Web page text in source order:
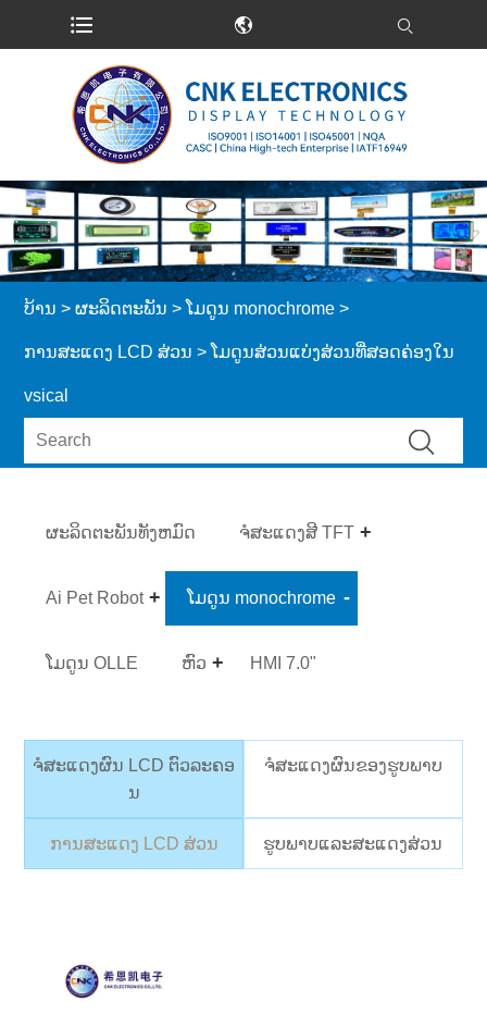
ບ້ານ > ຜະລິດຕະພັນ >ໂມດູນ monochrome >
ການສະແດງ LCD ສ່ວນ > ໂມດູນສ່ວນແບ່ງສ່ວນທີ່ສອດຄ່ອງໃນ
vsical
ຜະລິດຕະພັນທັງຫມົດ ຈໍສະແດງສີ TFT
Ai Pet Robot ໂມດູນ monochrome
ໂມດູນ OLLE ຫົວ HMI 7.0"
ຈໍສະແດງຜົນ LCD ຕົວລະຄອ
ນ
ຈໍສະແດງຜົນຂອງຮູບພາບ
ການສະແດງ LCD ສ່ວນ ຮູບພາບແລະສະແດງສ່ວນ